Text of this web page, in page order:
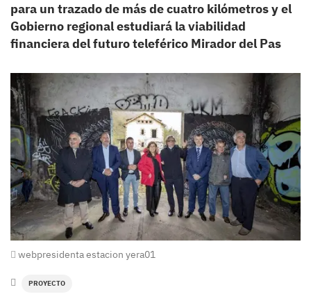
para un trazado de más de cuatro kilómetros y el
Gobierno regional estudiará la viabilidad
financiera del futuro teleférico Mirador del Pas
webpresidenta estacion yera01
PROYECTO